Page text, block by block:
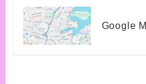
Google